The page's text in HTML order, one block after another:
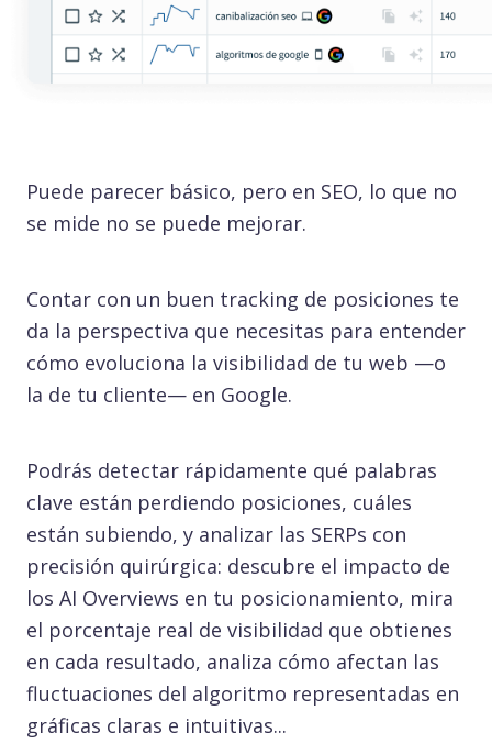
Puede parecer básico, pero en SEO, lo que no
se mide no se puede mejorar.
Contar con un buen tracking de posiciones te
da la perspectiva que necesitas para entender
cómo evoluciona la visibilidad de tu web —o
la de tu cliente— en Google.
Podrás detectar rápidamente qué palabras
clave están perdiendo posiciones, cuáles
están subiendo, y analizar las SERPs con
precisión quirúrgica: descubre el impacto de
los AI Overviews en tu posicionamiento, mira
el porcentaje real de visibilidad que obtienes
en cada resultado, analiza cómo afectan las
fluctuaciones del algoritmo representadas en
gráficas claras e intuitivas...